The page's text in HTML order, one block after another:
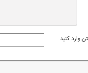
وارد کنید